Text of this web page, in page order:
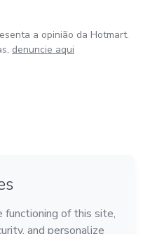
a opinião da Hotmart.
denuncie aqui